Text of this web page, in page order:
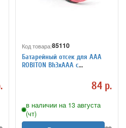
Код товара:85110
Батарейный отсек для ААА
ROBITON Bh3xAAA с
84 р.
в наличии на 13 августа
(чт)